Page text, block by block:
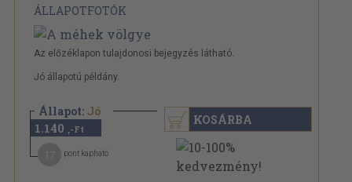
ÁLLAPOTFOTÓK
Az előzéklapon tulajdonosi bejegyzés látható.
Jó állapotú példány.
Állapot: Jó
1.140 ,-Ft
pont kapható
KOSÁRBA